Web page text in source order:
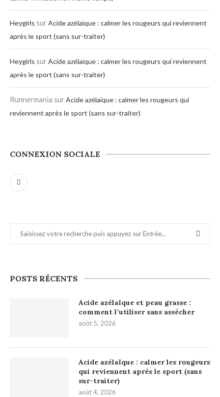
Heygirls surAcide azélaïque : calmer les rougeurs qui reviennent
après le sport (sans sur-traiter)
Heygirls surAcide azélaïque : calmer les rougeurs qui reviennent
après le sport (sans sur-traiter)
Runnermania surAcide azélaïque : calmer les rougeurs qui
reviennent après le sport (sans sur-traiter)
CONNEXION SOCIALE
POSTS RÉCENTS
Acide azélaïque et peau grasse :
comment l’utiliser sans assécher
août 5, 2026
Acide azélaïque : calmer les rougeurs
qui reviennent après le sport (sans
sur-traiter)
août 4, 2026